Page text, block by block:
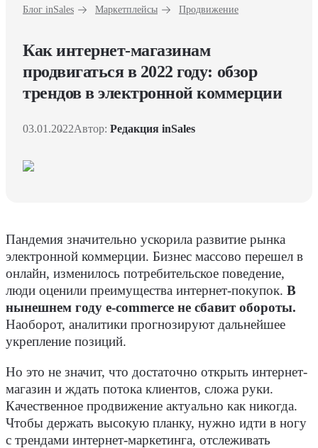
Блог inSales Маркетплейсы Продвижение
Как интернет-магазинам
продвигаться в 2022 году: обзор
трендов в электронной коммерции
03.01.2022Автор: Редакция inSales
Пандемия значительно ускорила развитие рынка
электронной коммерции. Бизнес массово перешел в
онлайн, изменилось потребительское поведение,
люди оценили преимущества интернет-покупок. В
нынешнем году e-commerce не сбавит обороты.
Наоборот, аналитики прогнозируют дальнейшее
укрепление позиций.
Но это не значит, что достаточно открыть интернет-
магазин и ждать потока клиентов, сложа руки.
Качественное продвижение актуально как никогда.
Чтобы держать высокую планку, нужно идти в ногу
с трендами интернет-маркетинга, отслеживать